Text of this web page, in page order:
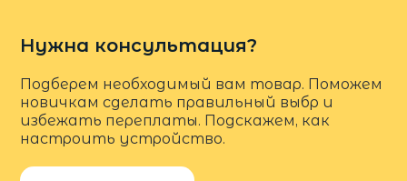
Нужна консультация?
Подберем необходимый вам товар. Поможем
новичкам сделать правильный выбр и
избежать переплаты. Подскажем, как
настроить устройство.